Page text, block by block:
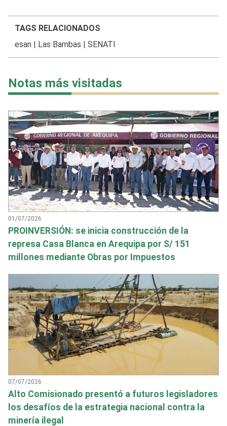
TAGS RELACIONADOS
esan| Las Bambas SENATI
Notas más visitadas
01/07/2026
PROINVERSIÓN: se inicia construcción de la
represa Casa Blanca en Arequipa por S/ 151
millones mediante Obras por Impuestos
07/07/2026
Alto Comisionado presentó a futuros legisladores
los desafíos de la estrategia nacional contra la
minería ilegal